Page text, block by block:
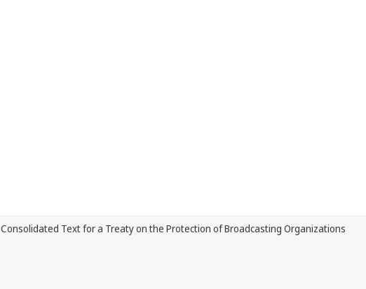
Consolidated Text for a Treaty on the Protection of Broadcasting Organizations